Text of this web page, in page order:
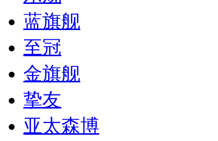
蓝旗舰
至冠
金旗舰
挚友
亚太森博